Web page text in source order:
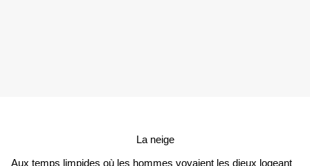
La neige
Aux temps limpides où les hommes voyaient les dieux logeant